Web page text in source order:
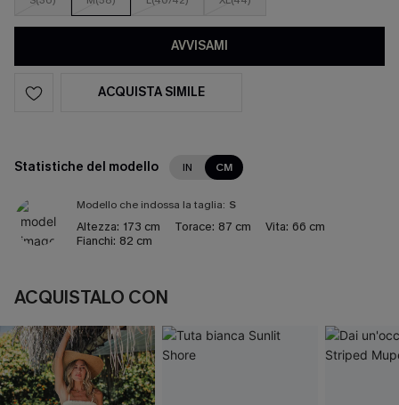
AVVISAMI
ACQUISTA SIMILE
Statistiche del modello IN CM
Modello che indossa la taglia: S
Altezza: 173 cm Torace: 87 cm Vita: 66 cm
Fianchi: 82 cm
ACQUISTALO CON